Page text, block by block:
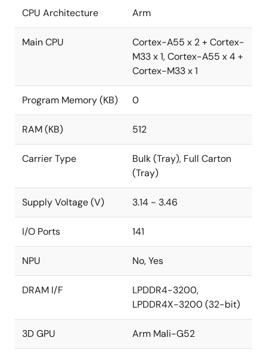
CPU Architecture Arm
Main CPU
Cortex-A55 x 2 + Cortex-
M33 x 1, Cortex-A55 x 4 +
Cortex-M33 x 1
Program Memory (KB) 0
RAM (KB) 512
Carrier Type
Bulk (Tray), Full Carton
(Tray)
Supply Voltage (V) 3.14 - 3.46
I/O Ports 141
NPU No, Yes
DRAM I/F
LPDDR4-3200,
LPDDR4X-3200 (32-bit)
3D GPU Arm Mali-G52